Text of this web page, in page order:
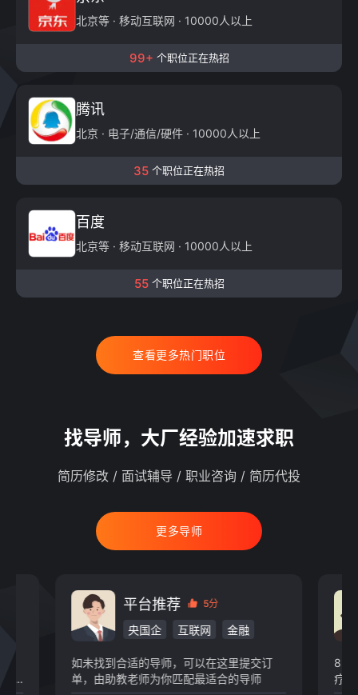
北京等 · 移动互联网 · 10000人以上
99+ 个职位正在热招
腾讯
北京 · 电子/通信/硬件 · 10000人以上
35 个职位正在热招
百度
北京等 · 移动互联网 · 10000人以上
55 个职位正在热招
查看更多热门职位
找导师，大厂经验加速求职
简历修改 / 面试辅导 / 职业咨询 / 简历代投
更多导师
平台推荐 5分
央国企 互联网
金融
教育
IT/通信/硬件
汽车
咨询/财会/律所
广告/传媒
如未找到合适的导师，可以在这里提交订
单，由助教老师为你匹配最适合的导师
8 年
疗